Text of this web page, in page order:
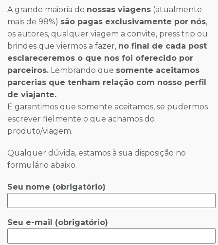
A grande maioria de nossas viagens (atualmente
mais de 98%) são pagas exclusivamente por nós,
os autores, qualquer viagem a convite, press trip ou
brindes que viermos a fazer, no final de cada post
esclareceremos o que nos foi oferecido por
parceiros. Lembrando que somente aceitamos
parcerias que tenham relação com nosso perfil
de viajante.
E garantimos que somente aceitamos, se pudermos
escrever fielmente o que achamos do
produto/viagem.
Qualquer dúvida, estamos à sua disposição no
formulário abaixo.
Seu nome (obrigatório)
Seu e-mail (obrigatório)